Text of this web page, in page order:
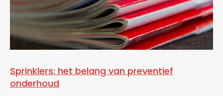
Sprinklers: het belang van preventief
onderhoud